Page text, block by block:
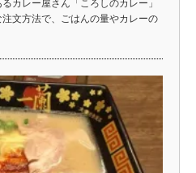
カレー屋さん「ころしのカレー」
文方法で、ごはんの量やカレーの